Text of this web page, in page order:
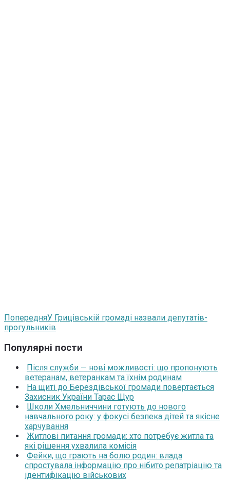
ПопередняУ Грицівській громаді назвали депутатів-
прогульників
Популярні пости
Після служби — нові можливості: що пропонують
ветеранам, ветеранкам та їхнім родинам
На щиті до Берездівської громади повертається
Захисник України Тарас Щур
Школи Хмельниччини готують до нового
навчального року: у фокусі безпека дітей та якісне
харчування
Житлові питання громади: хто потребує житла та
які рішення ухвалила комісія
Фейки, що грають на болю родин: влада
спростувала інформацію про нібито репатріацію та
ідентифікацію військових